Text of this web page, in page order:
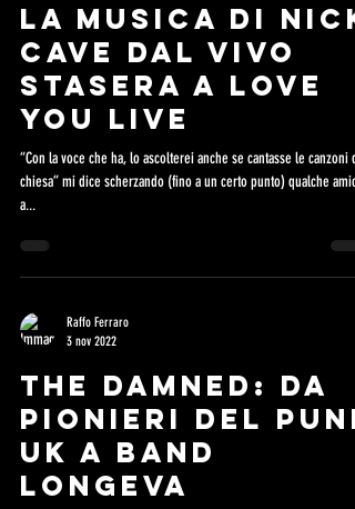
LA MUSICA DI NICK
CAVE DAL VIVO
STASERA A LOVE
YOU LIVE
“Con la voce che ha, lo ascolterei anche se cantasse le canzoni da
chiesa” mi dice scherzando (fino a un certo punto) qualche amico
a...
Raffo Ferraro
3 nov 2022
THE DAMNED: DA
PIONIERI DEL
UK A BAND
LONGEVA